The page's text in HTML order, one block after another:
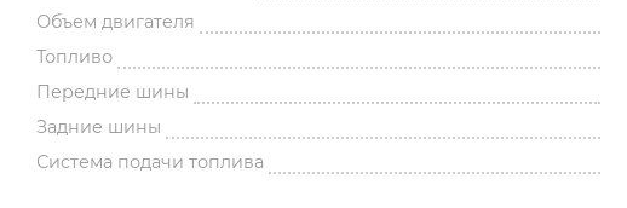
Объем двигателя
Топливо
Передние шины
Задние шины
Система подачи топлива